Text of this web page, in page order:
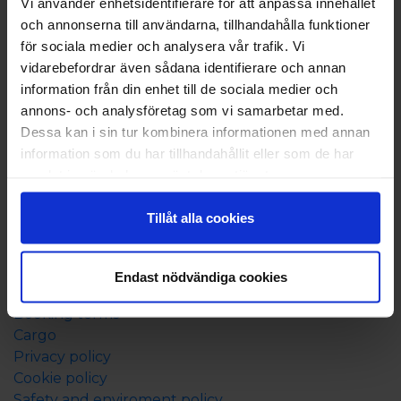
och annonserna till användarna, tillhandahålla funktioner
för sociala medier och analysera vår trafik. Vi
vidarebefordrar även sådana identifierare och annan
information från din enhet till de sociala medier och
annons- och analysföretag som vi samarbetar med.
Dessa kan i sin tur kombinera informationen med annan
information som du har tillhandahållit eller som de har
Tillåt alla cookies
Endast nödvändiga cookies
Book now
Ferry ticket
Accommodation in Åland
Travel packages to Åland
Before departure
Timetable and rout
On board
Good to know
Traffic information
Booking terms
Cargo
Privacy policy
Cookie policy